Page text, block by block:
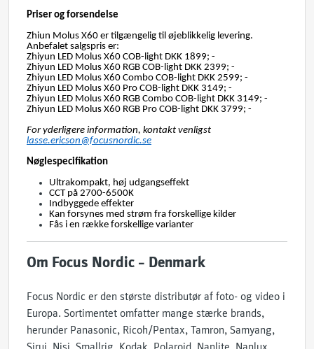
Priser og forsendelse
Zhiun Molus X60 er tilgængelig til øjeblikkelig levering.
Anbefalet salgspris er:
Zhiyun LED Molus X60 COB-light DKK 1899; -
Zhiyun LED Molus X60 RGB COB-light DKK 2399; -
Zhiyun LED Molus X60 Combo COB-light DKK 2599; -
Zhiyun LED Molus X60 Pro COB-light DKK 3149; -
Zhiyun LED Molus X60 RGB Combo COB-light DKK 3149; -
Zhiyun LED Molus X60 RGB Pro COB-light DKK 3799; -
For yderligere information, kontakt venligst
lasse.ericson@focusnordic.se
Nøglespecifikation
Ultrakompakt, høj udgangseffekt
CCT på 2700-6500K
Indbyggede effekter
Kan forsynes med strøm fra forskellige kilder
Fås i en række forskellige varianter
Om Focus Nordic – Denmark
Focus Nordic er den største distributør af foto- og video i
Europa. Sortimentet omfatter mange stærke brands,
herunder Panasonic, Ricoh/Pentax, Tamron, Samyang,